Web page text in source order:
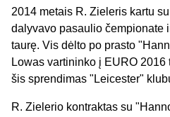
2014 metais R. Zieleris kartu
dalyvavo pasaulio čempionate
taurę. Vis dėlto po prasto
Lowas vartininko į EURO 2016
šis sprendimas "Leicester"
R. Zielerio kontraktas su